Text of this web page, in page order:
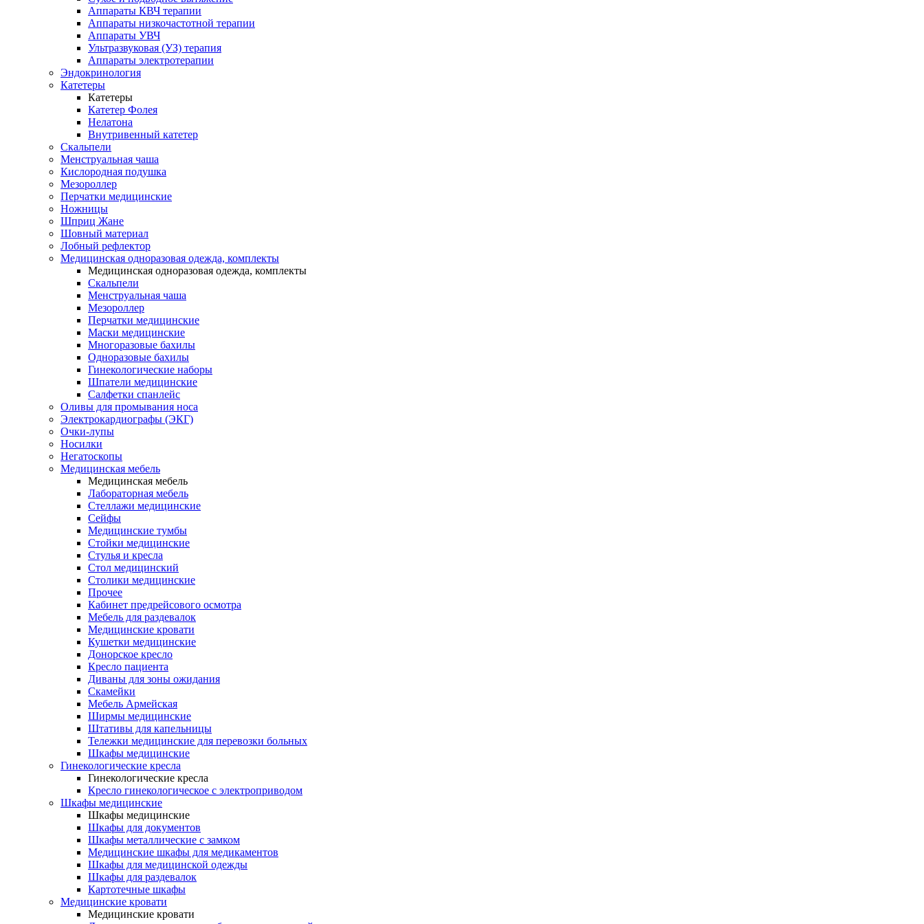
Аппараты КВЧ терапии
Аппараты низкочастотной терапии
Аппараты УВЧ
Ультразвуковая (УЗ) терапия
Аппараты электротерапии
Эндокринология
Катетеры
Катетеры
Катетер Фолея
Нелатона
Внутривенный катетер
Скальпели
Менструальная чаша
Кислородная подушка
Мезороллер
Перчатки медицинские
Ножницы
Шприц Жане
Шовный материал
Лобный рефлектор
Медицинская одноразовая одежда, комплекты
Медицинская одноразовая одежда, комплекты
Скальпели
Менструальная чаша
Мезороллер
Перчатки медицинские
Маски медицинские
Многоразовые бахилы
Одноразовые бахилы
Гинекологические наборы
Шпатели медицинские
Салфетки спанлейс
Оливы для промывания носа
Электрокардиографы (ЭКГ)
Очки-лупы
Носилки
Негатоскопы
Медицинская мебель
Медицинская мебель
Лабораторная мебель
Стеллажи медицинские
Сейфы
Медицинские тумбы
Стойки медицинские
Cтулья и кресла
Стол медицинский
Столики медицинские
Прочее
Кабинет предрейсового осмотра
Мебель для раздевалок
Медицинские кровати
Кушетки медицинские
Донорское кресло
Кресло пациента
Диваны для зоны ожидания
Скамейки
Мебель Армейская
Ширмы медицинские
Штативы для капельницы
Тележки медицинские для перевозки больных
Шкафы медицинские
Гинекологические кресла
Гинекологические кресла
Кресло гинекологическое с электроприводом
Шкафы медицинские
Шкафы медицинские
Шкафы для документов
Шкафы металлические с замком
Медицинские шкафы для медикаментов
Шкафы для медицинской одежды
Шкафы для раздевалок
Картотечные шкафы
Медицинские кровати
Медицинские кровати